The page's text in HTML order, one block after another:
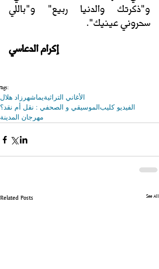
سحروني عينيك".
إكرام الدعاسي
Tags:
شهرزاد هلاليماالأغاني التراثية
الموسيقي و الصحفي : نقل أم نقد؟الفيديو كليب
مهرجان المدينة
Related Posts See All